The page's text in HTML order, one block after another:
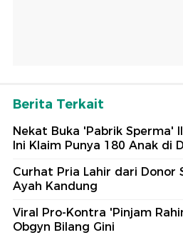
Berita Terkait
Nekat Buka 'Pabrik Sperma'
Ini Klaim Punya 180 Anak di
Curhat Pria Lahir dari Donor
Ayah Kandung
Viral Pro-Kontra 'Pinjam
Obgyn Bilang Gini